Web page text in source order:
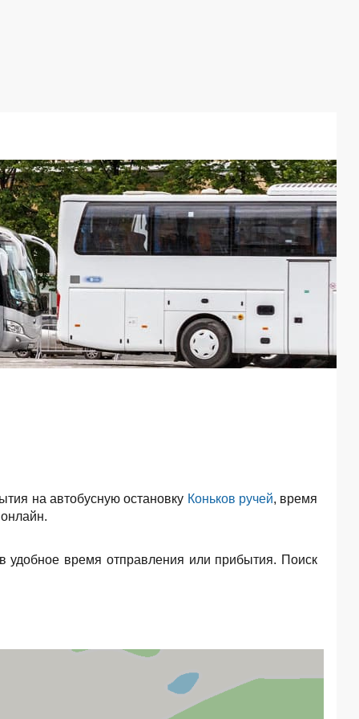
на автобусную остановку Коньков ручей, время
удобное время отправления или прибытия. Поиск